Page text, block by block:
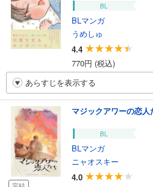
BL
BLマンガ
うめしゅ
4.4
770円 (税込)
あらすじを表示する
マジックアワーの恋人
BL
BLマンガ
ニャオスキー
4.0